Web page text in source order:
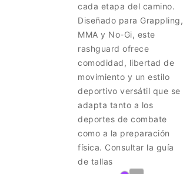
cada etapa del camino.
Diseñado para Grappling,
MMA y No-Gi, este
rashguard ofrece
comodidad, libertad de
movimiento y un estilo
deportivo versátil que se
adapta tanto a los
deportes de combate
como a la preparación
física. Consultar la guía
de tallas